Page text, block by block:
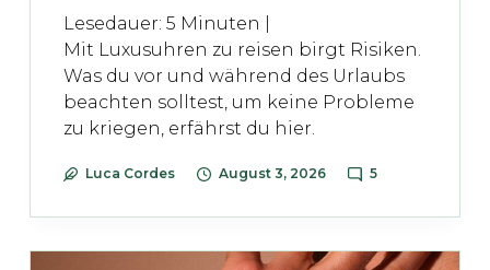
Lesedauer: 5 Minuten |
Mit Luxusuhren zu reisen birgt Risiken.
Was du vor und während des Urlaubs
beachten solltest, um keine Probleme
zu kriegen, erfährst du hier.
Luca Cordes August 3, 2026 5